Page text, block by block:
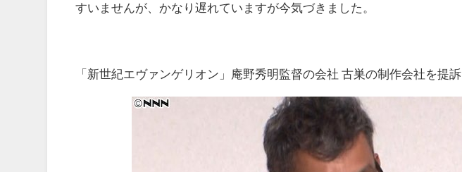
すいませんが、かなり遅れていますが今気づきました。
「新世紀エヴァンゲリオン」庵野秀明監督の会社 古巣の制作会社を提訴